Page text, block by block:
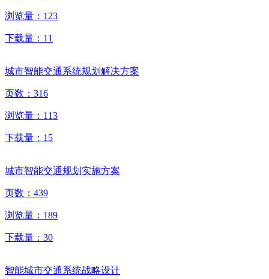
浏览量： 123
下载量： 11
城市智能交通系统规划解决方案
页数： 316
浏览量： 113
下载量： 15
城市智能交通规划实施方案
页数： 439
浏览量： 189
下载量： 30
智能城市交通系统战略设计